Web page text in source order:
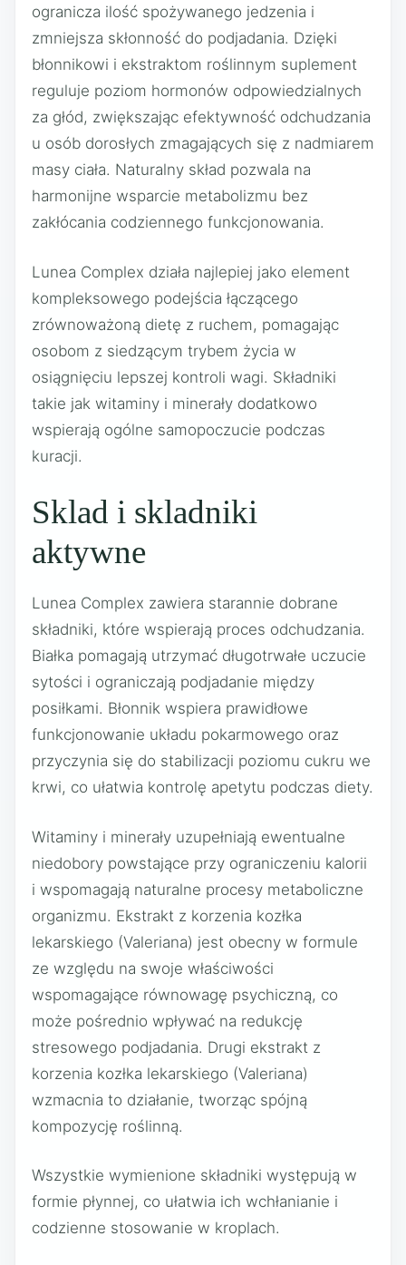
ogranicza ilość spożywanego jedzenia i
zmniejsza skłonność do podjadania. Dzięki
błonnikowi i ekstraktom roślinnym suplement
reguluje poziom hormonów odpowiedzialnych
za głód, zwiększając efektywność odchudzania
u osób dorosłych zmagających się z nadmiarem
masy ciała. Naturalny skład pozwala na
harmonijne wsparcie metabolizmu bez
zakłócania codziennego funkcjonowania.
Lunea Complex działa najlepiej jako element
kompleksowego podejścia łączącego
zrównoważoną dietę z ruchem, pomagając
osobom z siedzącym trybem życia w
osiągnięciu lepszej kontroli wagi. Składniki
takie jak witaminy i minerały dodatkowo
wspierają ogólne samopoczucie podczas
kuracji.
Sklad i skladniki
aktywne
Lunea Complex zawiera starannie dobrane
składniki, które wspierają proces odchudzania.
Białka pomagają utrzymać długotrwałe uczucie
sytości i ograniczają podjadanie między
posiłkami. Błonnik wspiera prawidłowe
funkcjonowanie układu pokarmowego oraz
przyczynia się do stabilizacji poziomu cukru we
krwi, co ułatwia kontrolę apetytu podczas diety.
Witaminy i minerały uzupełniają ewentualne
niedobory powstające przy ograniczeniu kalorii
i wspomagają naturalne procesy metaboliczne
organizmu. Ekstrakt z korzenia kozłka
lekarskiego (Valeriana) jest obecny w formule
ze względu na swoje właściwości
wspomagające równowagę psychiczną, co
może pośrednio wpływać na redukcję
stresowego podjadania. Drugi ekstrakt z
korzenia kozłka lekarskiego (Valeriana)
wzmacnia to działanie, tworząc spójną
kompozycję roślinną.
Wszystkie wymienione składniki występują w
formie płynnej, co ułatwia ich wchłanianie i
codzienne stosowanie w kroplach.